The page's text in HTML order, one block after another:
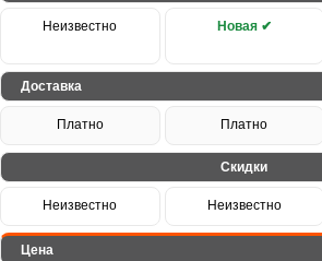
Неизвестно Новая ✔
Доставка
Платно Платно
Скидки
Неизвестно Неизвестно
Цена